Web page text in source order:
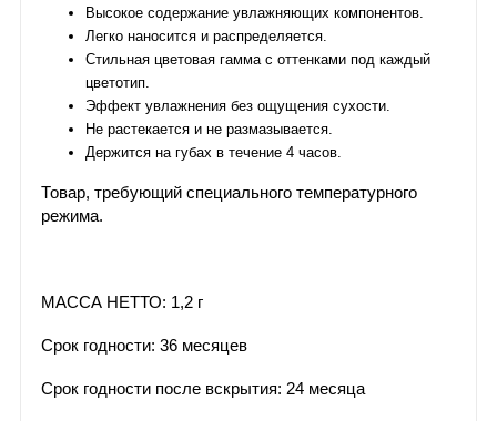
Высокое содержание увлажняющих компонентов.
Легко наносится и распределяется.
Стильная цветовая гамма с оттенками под каждый
цветотип.
Эффект увлажнения без ощущения сухости.
Не растекается и не размазывается.
Держится на губах в течение 4 часов.
Товар, требующий специального температурного
режима.
МАССА НЕТТО: 1,2 г
Срок годности: 36 месяцев
Срок годности после вскрытия: 24 месяца